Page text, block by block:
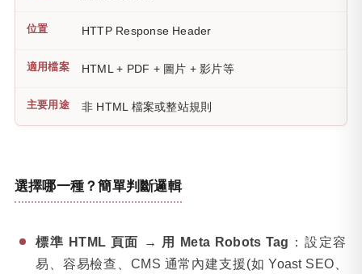
HTTP Response Header
HTML + PDF + 圖片 + 影片等
非 HTML 檔案或整站規則
選擇哪一種？簡單判斷邏輯
標準 HTML 頁面 → 用 Meta Robots Tag ：設定容
易、容易檢查、CMS 通常內建支援(如 Yoast SEO、